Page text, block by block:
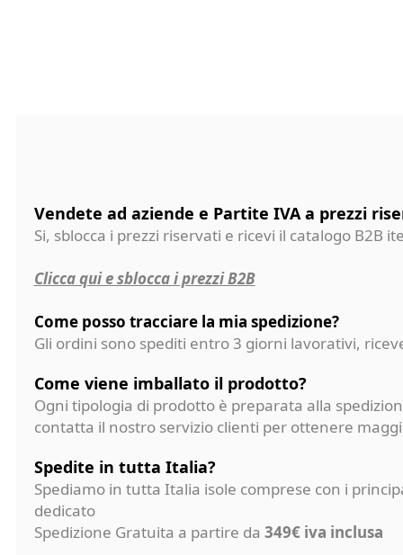
Vendete ad aziende e Partite IVA a prezzi
Si, sblocca i prezzi riservati e ricevi il catalogo B2B
Clicca qui e sblocca i prezzi B2B
Come posso tracciare la mia spedizione?
Gli ordini sono spediti entro 3 giorni lavorativi,
Come viene imballato il prodotto?
Ogni tipologia di prodotto è preparata alla
contatta il nostro servizio clienti per ottenere
Spedite in tutta Italia?
Spediamo in tutta Italia isole comprese con i
dedicato
Spedizione Gratuita a partire da 349€ iva inclusa